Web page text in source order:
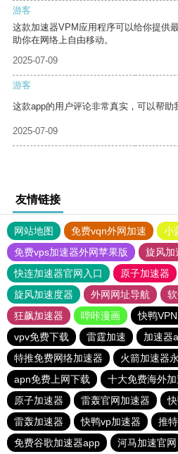
游客
这款加速器VPM应用程序可以给你提供
助你在网络上自由移动。
2025-07-09
游客
这款app的用户评论非常真实，可以帮助
2025-07-09
友情链接
网站地图 免费vqn外网加速
小
免费vps加速器外网苹果版
旋风加
快连加速器官网入口
原子加速器
旋风加速度器
外网网址导航
狂飙加速器
哔咔漫画 快鸭VPN
vpv免费下载
雷霆加速
加速器
特推免费网络加速器
火箭加速器
apn免费上网下载
十大免费海外
原子加速器
雷轰官网加速器
雷轰加速器
快鸭vp加速器 推
免费谷歌加速器app
河马加速官网